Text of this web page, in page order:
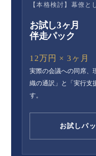
【本格検討】幕僚
お試し3ヶ月
伴走パック
12万円 × 3ヶ月
実際の会議への同席、
織の通訳」と「実行支
す。
お試しパ